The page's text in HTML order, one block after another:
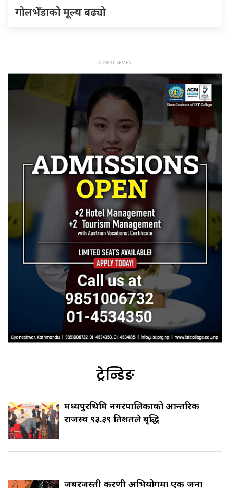
गोलभेँडाको मूल्य बढ्यो
ट्रेन्डिङ
मध्यपुरथिमि नगरपालिकाको आन्तरिक
राजस्व ९३.३९ प्रतिशतले बृद्धि
जबरजस्ती करणी अभियोगमा एक जना